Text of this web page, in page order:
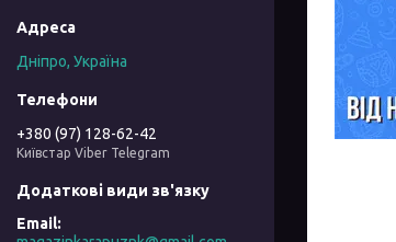
Дніпро, Україна
+380 (97) 128-62-42
Київстар Viber Telegram